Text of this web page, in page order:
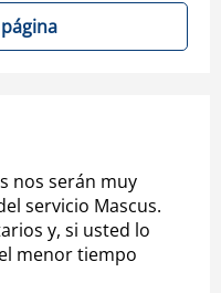
nos serán muy
servicio Mascus.
y, si usted lo
menor tiempo